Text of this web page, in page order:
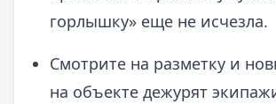
горлышку» еще не исчезла.
Смотрите на разметку и
на объекте дежурят